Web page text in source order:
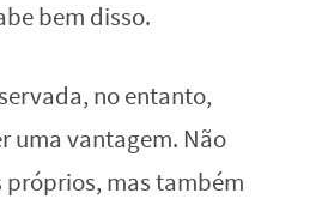
bem disso.
no entanto,
uma vantagem. Não
próprios, mas também